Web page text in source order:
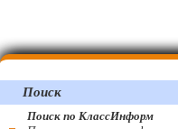
Поиск
Поиск по КлассИнформ